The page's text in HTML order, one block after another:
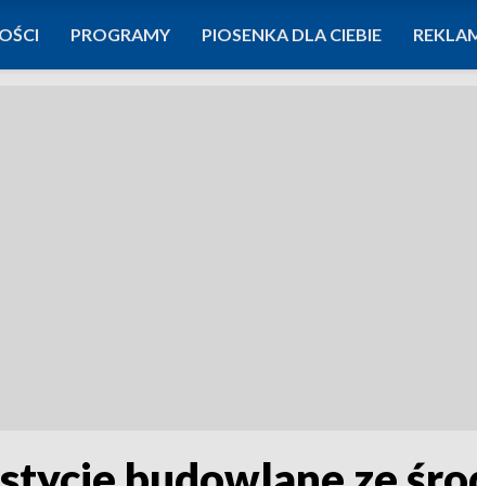
PROGRAMY PIOSENKA DLA CIEBIE